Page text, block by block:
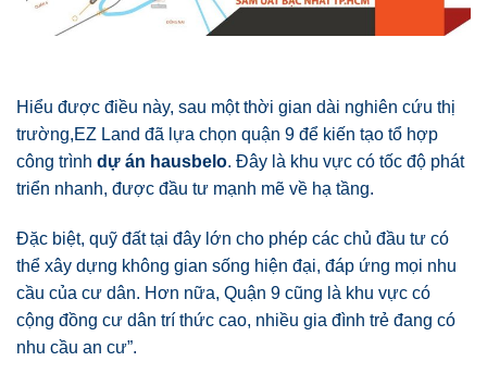
Hiểu được điều này, sau một thời gian dài nghiên cứu thị
trường,EZ Land đã lựa chọn quận 9 để kiến tạo tổ hợp
công trình dự án hausbelo. Đây là khu vực có tốc độ phát
triển nhanh, được đầu tư mạnh mẽ về hạ tầng.
Đặc biệt, quỹ đất tại đây lớn cho phép các chủ đầu tư có
thể xây dựng không gian sống hiện đại, đáp ứng mọi nhu
cầu của cư dân. Hơn nữa, Quận 9 cũng là khu vực có
cộng đồng cư dân trí thức cao, nhiều gia đình trẻ đang có
nhu cầu an cư”.